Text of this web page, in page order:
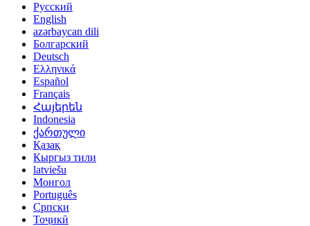
Русский
English
azərbaycan dili
Болгарский
Deutsch
Ελληνικά
Español
Français
Հայերեն
Indonesia
ქართული
Қазақ
Кыргыз тили
latviešu
Монгол
Português
Српски
Тоҷикӣ